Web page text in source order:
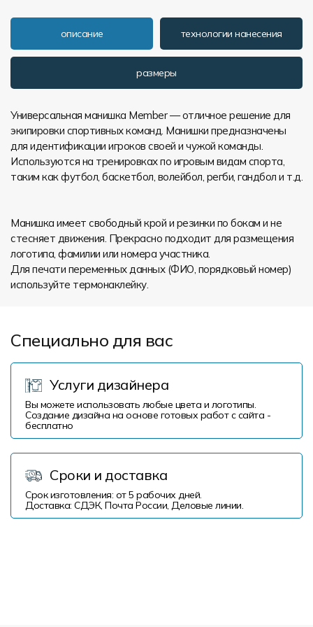
описание технологии нанесения
размеры
Универсальная манишка Member — отличное решение для
экипировки спортивных команд. Манишки предназначены
для идентификации игроков своей и чужой команды.
Используются на тренировках по игровым видам спорта,
таким как футбол, баскетбол, волейбол, регби, гандбол и т.д.
Манишка имеет свободный крой и резинки по бокам и не
стесняет движения. Прекрасно подходит для размещения
логотипа, фамилии или номера участника.
Для печати переменных данных (ФИО, порядковый номер)
используйте термонаклейку.
Специально для вас
Услуги дизайнера
Вы можете использовать любые цвета и логотипы.
Создание дизайна на основе готовых работ с сайта -
бесплатно
Сроки и доставка
Срок изготовления: от 5 рабочих дней.
Доставка: СДЭК, Почта России, Деловые линии.